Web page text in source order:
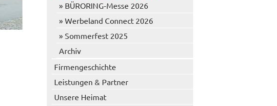
» BÜRORING-Messe 2026
» Werbeland Connect 2026
» Sommerfest 2025
Archiv
Firmengeschichte
Leistungen & Partner
Unsere Heimat